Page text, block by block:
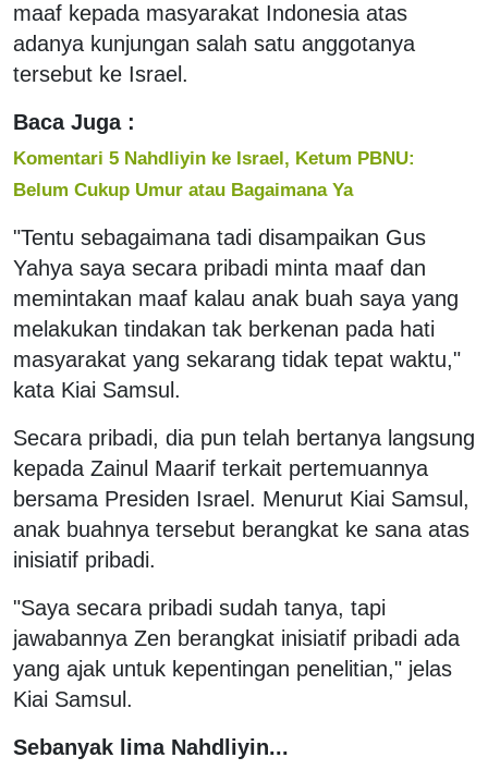
maaf kepada masyarakat Indonesia atas
adanya kunjungan salah satu anggotanya
tersebut ke Israel.
Baca Juga :
Komentari 5 Nahdliyin ke Israel, Ketum PBNU:
Belum Cukup Umur atau Bagaimana Ya
"Tentu sebagaimana tadi disampaikan Gus
Yahya saya secara pribadi minta maaf dan
memintakan maaf kalau anak buah saya yang
melakukan tindakan tak berkenan pada hati
masyarakat yang sekarang tidak tepat waktu,"
kata Kiai Samsul.
Secara pribadi, dia pun telah bertanya langsung
kepada Zainul Maarif terkait pertemuannya
bersama Presiden Israel. Menurut Kiai Samsul,
anak buahnya tersebut berangkat ke sana atas
inisiatif pribadi.
"Saya secara pribadi sudah tanya, tapi
jawabannya Zen berangkat inisiatif pribadi ada
yang ajak untuk kepentingan penelitian," jelas
Kiai Samsul.
Sebanyak lima Nahdliyin...